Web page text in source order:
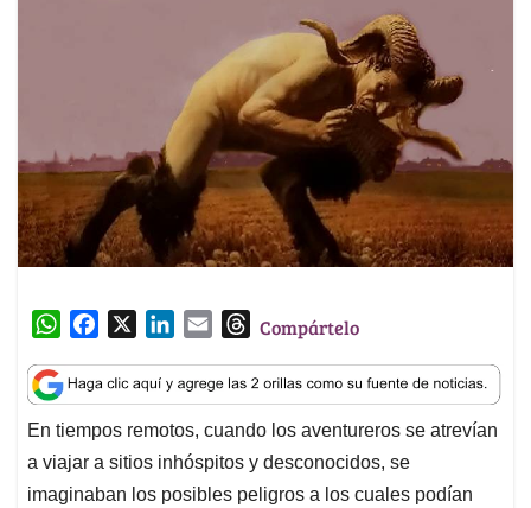
W
a
t
s
A
p
c
e
b
o
o
n
k
e
d
I
a
i
l
T
r
e
a
d
s
Compártelo
En tiempos remotos, cuando los aventureros se atrevían
a viajar a sitios inhóspitos y desconocidos, se
imaginaban los posibles peligros a los cuales podían